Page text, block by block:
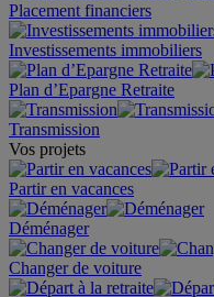
Placement financiers
Investissements immobiliers
Plan d’Epargne Retraite
Transmission
Vos projets
Partir en vacances
Déménager
Changer de voiture